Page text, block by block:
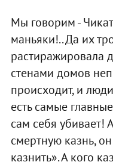
Мы говорим -
маньяки!.. Да их
растиражировала
стенами домов
происходит, и
есть самые
сам себя убивает!
смертную казнь,
казнить». А кого